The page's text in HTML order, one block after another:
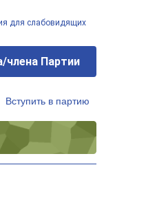
для слабовидящих
члена Партии
Вступить в партию